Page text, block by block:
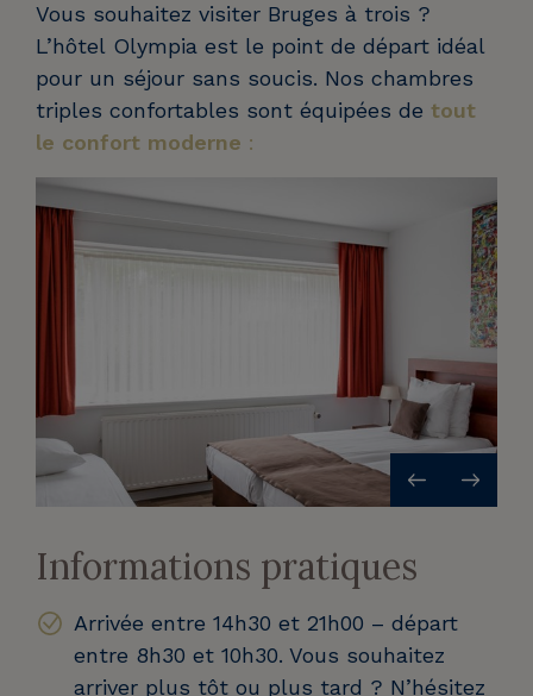
Vous souhaitez visiter Bruges à trois ?
L’hôtel Olympia est le point de départ idéal
pour un séjour sans soucis. Nos chambres
triples confortables sont équipées de tout
le confort moderne :
Informations pratiques
Arrivée entre 14h30 et 21h00 – départ
entre 8h30 et 10h30. Vous souhaitez
arriver plus tôt ou plus tard ? N’hésitez